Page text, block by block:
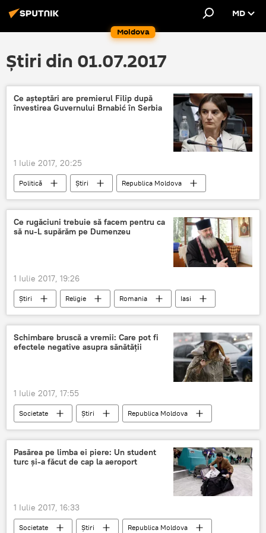
Moldova
MD
Știri din 01.07.2017
Ce așteptări are premierul Filip după
învestirea Guvernului Brnabić în Serbia
1 Iulie 2017, 20:25
Politică Știri
Republica Moldova
Serbia
Pavel Filip
Aleksandar Vucic
Guvern
Investirea Guvernului
ce asteptari are
Ce rugăciuni trebuie să facem pentru ca
să nu-L supărăm pe Dumenzeu
1 Iulie 2017, 19:26
Știri Religie Romania
Iasi
Parintele Calistrat
Schimbare bruscă a vremii: Care pot fi
efectele negative asupra sănătății
1 Iulie 2017, 17:55
Societate Știri
Republica Moldova
Serviciul Hidrometeorologic de Stat
ploi
meteo
Efecte
negativ
gismeteo
meteo2
Sanatate
Pasărea pe limba ei piere: Un student
turc și-a făcut de cap la aeroport
1 Iulie 2017, 16:33
Societate Știri
Republica Moldova